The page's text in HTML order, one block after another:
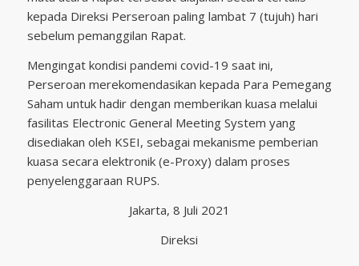
kepada Direksi Perseroan paling lambat 7 (tujuh) hari
sebelum pemanggilan Rapat.
Mengingat kondisi pandemi covid-19 saat ini,
Perseroan merekomendasikan kepada Para Pemegang
Saham untuk hadir dengan memberikan kuasa melalui
fasilitas Electronic General Meeting System yang
disediakan oleh KSEI, sebagai mekanisme pemberian
kuasa secara elektronik (e-Proxy) dalam proses
penyelenggaraan RUPS.
Jakarta, 8 Juli 2021
Direksi